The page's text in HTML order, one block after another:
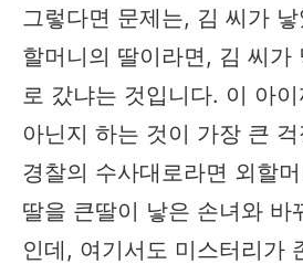
그렇다면 문제는, 김 씨가
할머니의 딸이라면, 김 씨가
로 갔냐는 것입니다. 이 아
아닌지 하는 것이 가장 큰
경찰의 수사대로라면 외할
딸을 큰딸이 낳은 손녀와 바
인데, 여기서도 미스터리가